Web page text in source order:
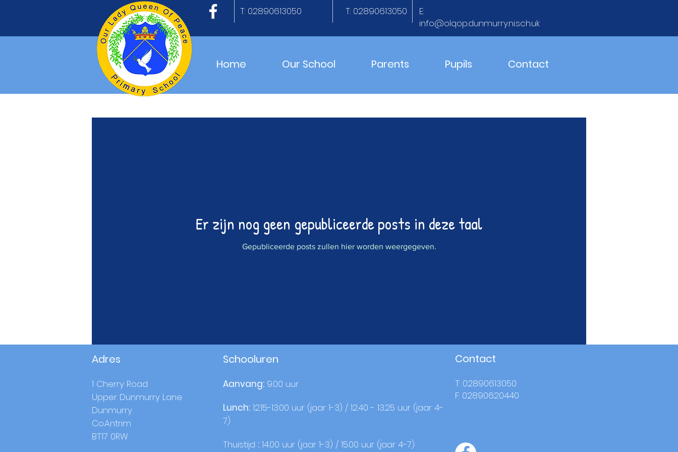
Home Our School Parents Pupils Contact
T: 02890613050 T: 02890613050
E:
info@olqop.dunmurry.ni.sch.uk
Er zijn nog geen gepubliceerde posts in deze taal
Gepubliceerde posts zullen hier worden weergegeven.
Adres
1 Cherry Road
Upper Dunmurry Lane
Dunmurry
Co.Antrim
BT17 0RW
Schooluren
Aanvang: 9.00 uur
Lunch: 12.15-13.00 uur (jaar 1-3) / 12.40 - 13.25 uur (jaar 4-
7)
Thuistijd : 14.00 uur (jaar 1-3) / 15.00 uur (jaar 4-7)
Contact
T: 02890613050
F: 02890620440